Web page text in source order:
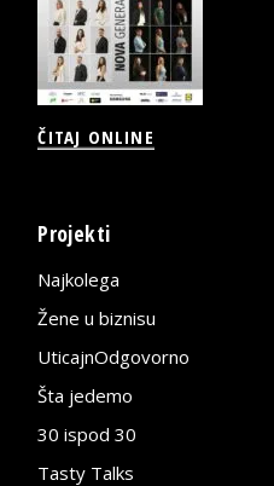
ČITAJ ONLINE
Projekti
Najkolega
Žene u biznisu
UticajnOdgovorno
Šta jedemo
30 ispod 30
Tasty Talks